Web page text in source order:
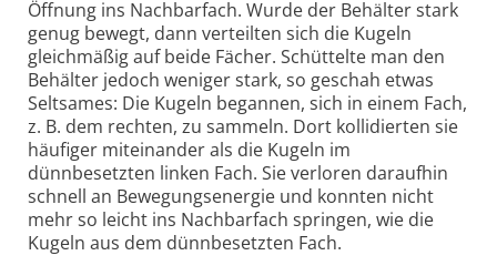
Öffnung ins Nachbarfach. Wurde der Behälter stark
genug bewegt, dann verteilten sich die Kugeln
gleichmäßig auf beide Fächer. Schüttelte man den
Behälter jedoch weniger stark, so geschah etwas
Seltsames: Die Kugeln begannen, sich in einem Fach,
z. B. dem rechten, zu sammeln. Dort kollidierten sie
häufiger miteinander als die Kugeln im
dünnbesetzten linken Fach. Sie verloren daraufhin
schnell an Bewegungsenergie und konnten nicht
mehr so leicht ins Nachbarfach springen, wie die
Kugeln aus dem dünnbesetzten Fach.